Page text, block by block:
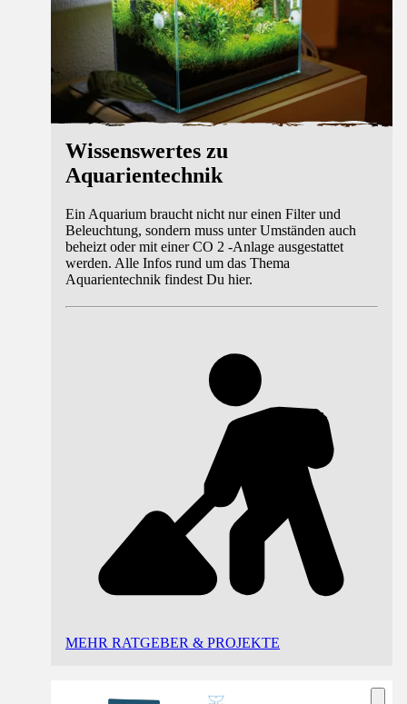
Wissenswertes zu
Aquarientechnik
Ein Aquarium braucht nicht nur einen Filter und
Beleuchtung, sondern muss unter Umständen auch
beheizt oder mit einer CO 2 -Anlage ausgestattet
werden. Alle Infos rund um das Thema
Aquarientechnik findest Du hier.
MEHR RATGEBER & PROJEKTE